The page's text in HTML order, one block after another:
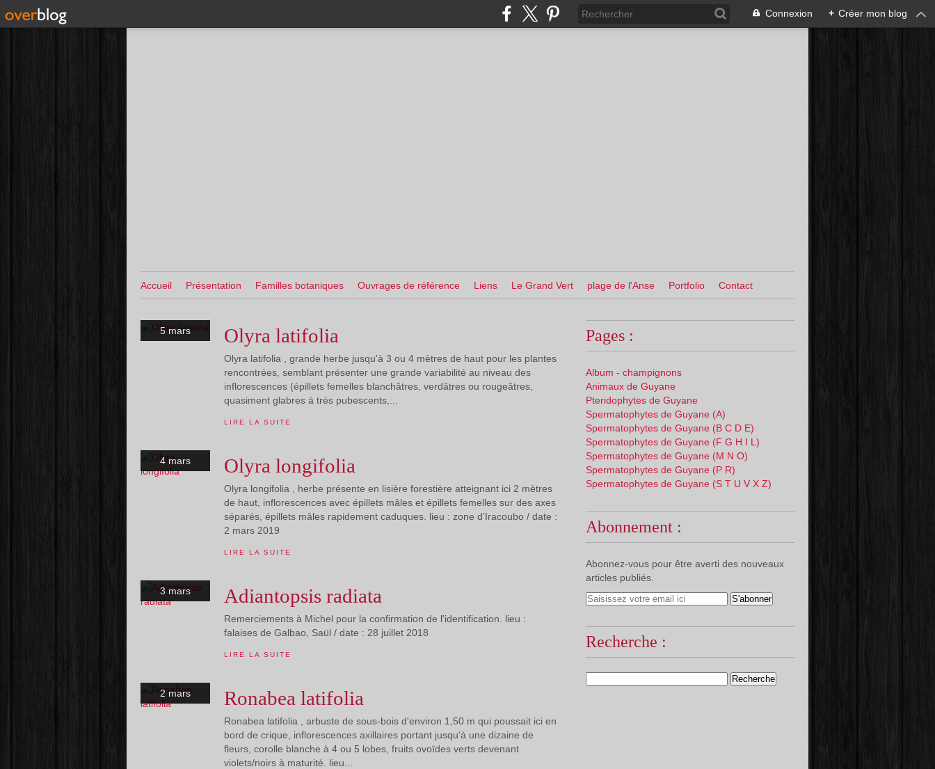
Connexion + Créer mon blog
Accueil Présentation Familles botaniques Ouvrages de référence Liens Le Grand Vert plage de l'Anse Portfolio Contact
5 mars Olyra latifolia
Olyra latifolia , grande herbe jusqu'à 3 ou 4 mètres de haut pour les plantes
rencontrées, semblant présenter une grande variabilité au niveau des
inflorescences (épillets femelles blanchâtres, verdâtres ou rougeâtres,
quasiment glabres à très pubescents,...
LIRE LA SUITE
4 mars Olyra longifolia
Olyra longifolia , herbe présente en lisière forestière atteignant ici 2 mètres
de haut, inflorescences avec épillets mâles et épillets femelles sur des axes
séparés, épillets mâles rapidement caduques. lieu : zone d'Iracoubo / date :
2 mars 2019
LIRE LA SUITE
3 mars Adiantopsis radiata
Remerciements à Michel pour la confirmation de l'identification. lieu :
falaises de Galbao, Saül / date : 28 juillet 2018
LIRE LA SUITE
2 mars Ronabea latifolia
Ronabea latifolia , arbuste de sous-bois d'environ 1,50 m qui poussait ici en
bord de crique, inflorescences axillaires portant jusqu'à une dizaine de
fleurs, corolle blanche à 4 ou 5 lobes, fruits ovoïdes verts devenant
violets/noirs à maturité. lieu...
Pages :
Album - champignons
Animaux de Guyane
Pteridophytes de Guyane
Spermatophytes de Guyane (A)
Spermatophytes de Guyane (B C D E)
Spermatophytes de Guyane (F G H I L)
Spermatophytes de Guyane (M N O)
Spermatophytes de Guyane (P R)
Spermatophytes de Guyane (S T U V X Z)
Abonnement :
Abonnez-vous pour être averti des nouveaux
articles publiés.
Recherche :